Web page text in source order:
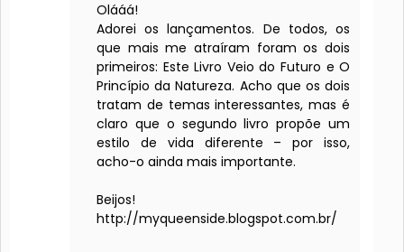
Olááá!
Adorei os lançamentos. De todos, os
que mais me atraíram foram os dois
primeiros: Este Livro Veio do Futuro e O
Princípio da Natureza. Acho que os dois
tratam de temas interessantes, mas é
claro que o segundo livro propõe um
estilo de vida diferente – por isso,
acho-o ainda mais importante.
Beijos!
http://myqueenside.blogspot.com.br/